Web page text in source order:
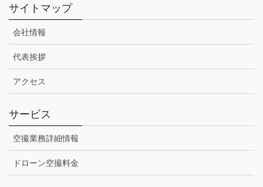
サイトマップ
会社情報
代表挨拶
アクセス
サービス
空撮業務詳細情報
ドローン空撮料金